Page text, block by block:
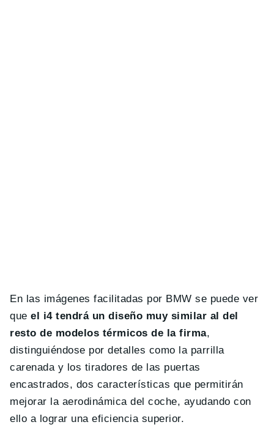
En las imágenes facilitadas por BMW se puede ver
queel i4 tendrá un diseño muy similar al del
resto de modelos térmicos de la firma,
distinguiéndose por detalles como la parrilla
carenada y los tiradores de las puertas
encastrados, dos características que permitirán
mejorar la aerodinámica del coche, ayudando con
ello a lograr una eficiencia superior.